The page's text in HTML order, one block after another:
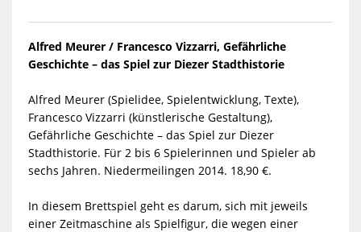
Alfred Meurer / Francesco Vizzarri, Gefährliche
Geschichte – das Spiel zur Diezer Stadthistorie
Alfred Meurer (Spielidee, Spielentwicklung, Texte),
Francesco Vizzarri (künstlerische Gestaltung),
Gefährliche Geschichte – das Spiel zur Diezer
Stadthistorie. Für 2 bis 6 Spielerinnen und Spieler ab
sechs Jahren. Niedermeilingen 2014. 18,90 €.
In diesem Brettspiel geht es darum, sich mit jeweils
einer Zeitmaschine als Spielfigur, die wegen einer